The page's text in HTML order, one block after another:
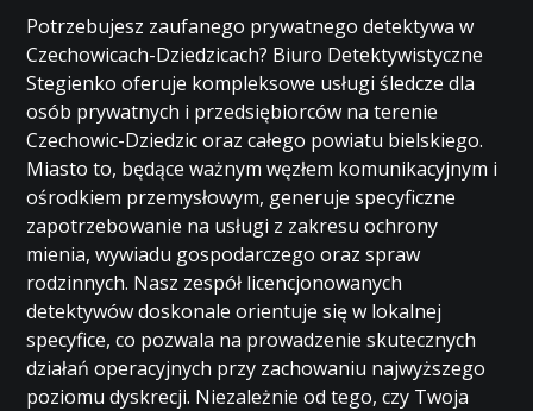
Potrzebujesz zaufanego prywatnego detektywa w
Czechowicach-Dziedzicach? Biuro Detektywistyczne
Stegienko oferuje kompleksowe usługi śledcze dla
osób prywatnych i przedsiębiorców na terenie
Czechowic-Dziedzic oraz całego powiatu bielskiego.
Miasto to, będące ważnym węzłem komunikacyjnym i
ośrodkiem przemysłowym, generuje specyficzne
zapotrzebowanie na usługi z zakresu ochrony
mienia, wywiadu gospodarczego oraz spraw
rodzinnych. Nasz zespół licencjonowanych
detektywów doskonale orientuje się w lokalnej
specyfice, co pozwala na prowadzenie skutecznych
działań operacyjnych przy zachowaniu najwyższego
poziomu dyskrecji. Niezależnie od tego, czy Twoja